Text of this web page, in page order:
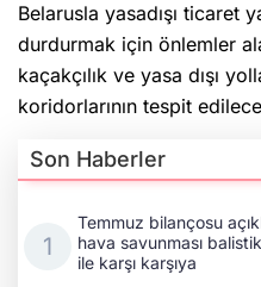
Belarusla yasadışı ticaret
durdurmak için önlemler
kaçakçılık ve yasa dışı
koridorlarının tespit
Son Haberler
Temmuz bilançosu
hava savunması
ile karşı karşıya